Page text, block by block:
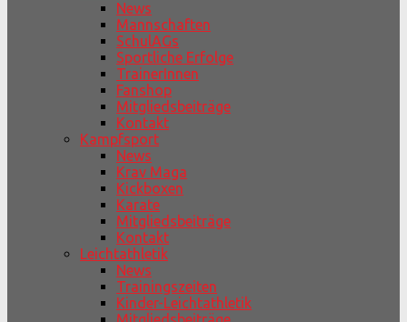
News
Mannschaften
SchulAGs
Sportliche Erfolge
TrainerInnen
Fanshop
Mitgliedsbeiträge
Kontakt
Kampfsport
News
Krav Maga
Kickboxen
Karate
Mitgliedsbeiträge
Kontakt
Leichtathletik
News
Trainingszeiten
Kinder-Leichtathletik